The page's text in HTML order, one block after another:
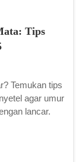
Tips
Temukan tips
agar umur
lancar.